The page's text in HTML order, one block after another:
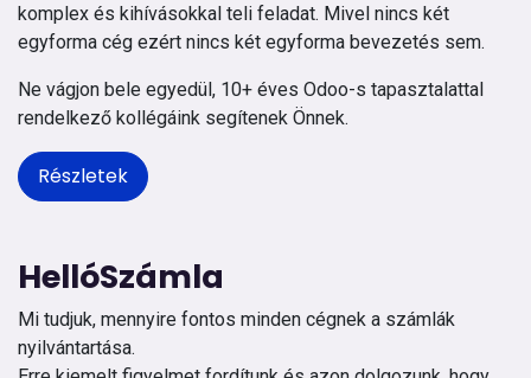
komplex és kihívásokkal teli feladat. Mivel nincs két
egyforma cég ezért nincs két egyforma bevezetés sem.
Ne vágjon bele egyedül, 10+ éves Odoo-s tapasztalattal
rendelkező kollégáink segítenek Önnek.
Részletek
HellóSzámla
Mi tudjuk, mennyire fontos minden cégnek a számlák
nyilvántartása.